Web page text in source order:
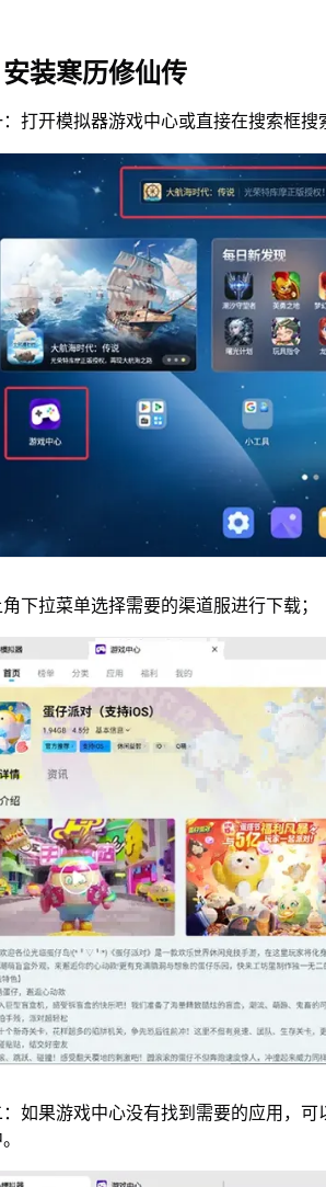
装寒历修仙传
打开模拟器游戏中心或直接在搜索框搜
下拉菜单选择需要的渠道服进行下载；
：如果游戏中心没有找到需要的应用，